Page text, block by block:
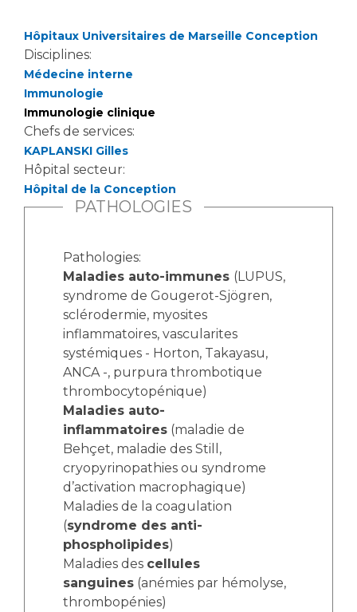
Handi 13
Pôle Médecine Physique et Réadaptation
Accueil sourds et malentendants
Charte Romain Jacob
Mouvement Parcours Handicap 13
Activité physique
Cancer
Médecine nucléaire
Maladies rares
Maternité Hôpital Nord
Vos représentants
La Commission Des Usagers (CDU)
Les Comités Locaux des Usagers
Professionnels de santé
Adresser un patient
Réseaux de soins
Adresser un examen au Laboratoire de Biologie
Médicale
Radiologie / Imagerie
Les pôles d'activité médicale
Anatomie et Cytologie Pathologiques
Adresser un examen au Laboratoire d'Infectiologie
Centres de référence Maladies Rares
Plateforme d'Expertise Maladies Rares
Presse / Multimédia
Communiqués de presse
Dossiers de presse
Médiathèque
Fournisseurs
Rôles et missions
Hôpitaux Universitaires de Marseille Conception
Disciplines:
Médecine interne
Immunologie
Immunologie clinique
Chefs de services:
KAPLANSKI Gilles
Hôpital secteur:
Hôpital de la Conception
PATHOLOGIES
Pathologies:
Maladies auto-immunes (LUPUS,
syndrome de Gougerot-Sjögren,
sclérodermie, myosites
inflammatoires, vascularites
systémiques - Horton, Takayasu,
ANCA -, purpura thrombotique
thrombocytopénique)
Maladies auto-
inflammatoires (maladie de
Behçet, maladie des Still,
cryopyrinopathies ou syndrome
d’activation macrophagique)
Maladies de la coagulation
(syndrome des anti-
phospholipides)
Maladies des cellules
sanguines (anémies par hémolyse,
thrombopénies)